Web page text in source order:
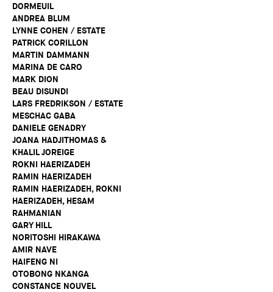
DORMEUIL
ANDREA BLUM
LYNNE COHEN / ESTATE
PATRICK CORILLON
MARTIN DAMMANN
MARINA DE CARO
MARK DION
BEAU DISUNDI
LARS FREDRIKSON / ESTATE
MESCHAC GABA
DANIELE GENADRY
JOANA HADJITHOMAS &
KHALIL JOREIGE
ROKNI HAERIZADEH
RAMIN HAERIZADEH
RAMIN HAERIZADEH, ROKNI
HAERIZADEH, HESAM
RAHMANIAN
GARY HILL
NORITOSHI HIRAKAWA
AMIR NAVE
HAIFENG NI
OTOBONG NKANGA
CONSTANCE NOUVEL